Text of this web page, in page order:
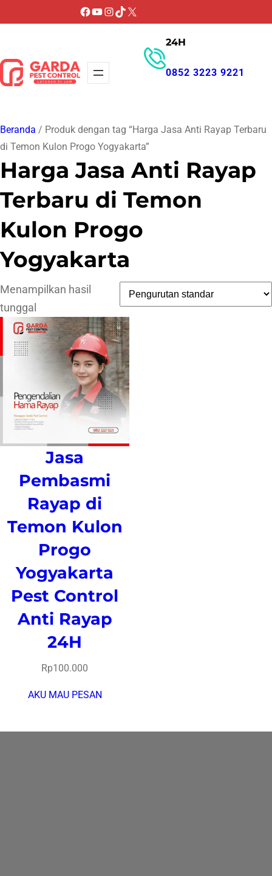
ke
Facebook
YouTube
Instagram
TikTok
X
24H
0852 3223 9221
Beranda / Produk dengan tag “Harga Jasa Anti Rayap Terbaru
di Temon Kulon Progo Yogyakarta”
Harga Jasa Anti Rayap
Terbaru di Temon
Kulon Progo
Yogyakarta
Menampilkan hasil
tunggal
Jasa
Pembasmi
Rayap di
Temon Kulon
Progo
Yogyakarta
Pest Control
Anti Rayap
24H
Rp100.000
AKU MAU PESAN